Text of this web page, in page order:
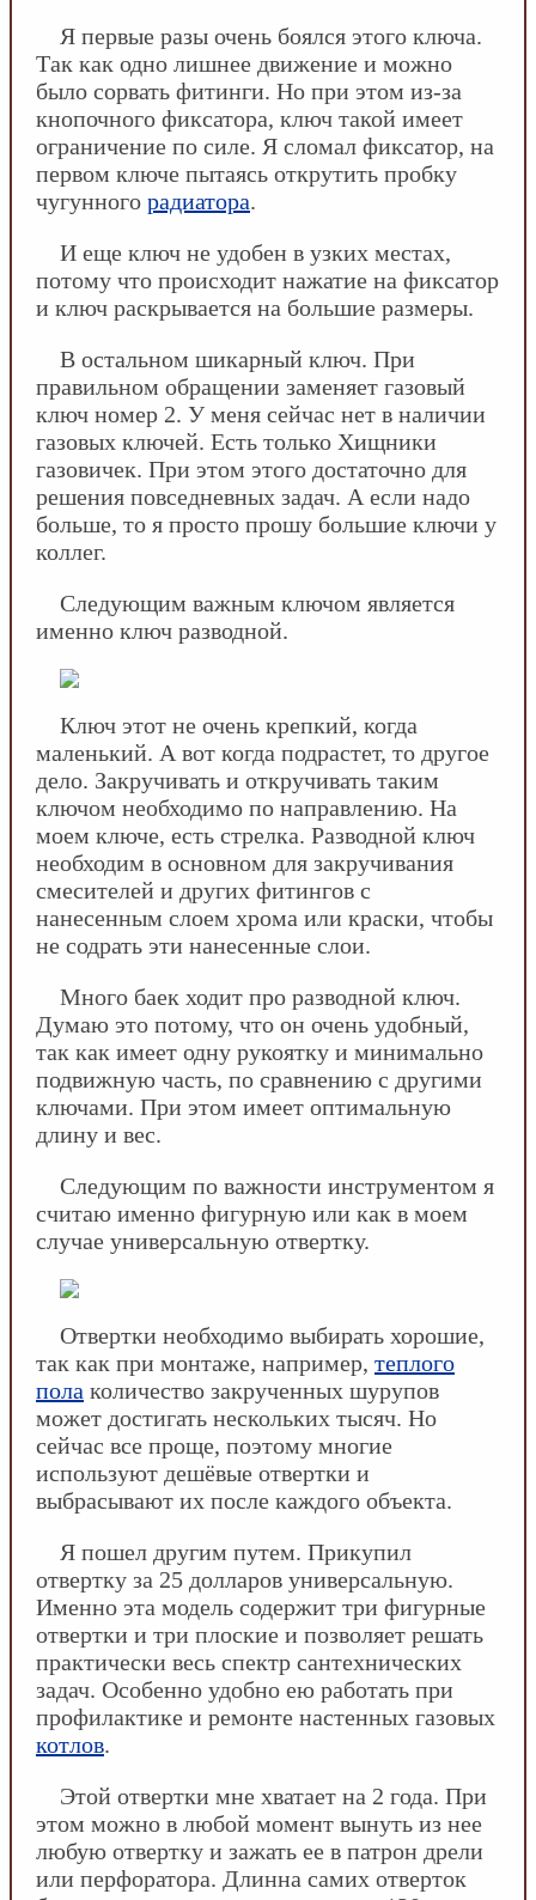
Я первые разы очень боялся этого ключа.
Так как одно лишнее движение и можно
было сорвать фитинги. Но при этом из-за
кнопочного фиксатора, ключ такой имеет
ограничение по силе. Я сломал фиксатор, на
первом ключе пытаясь открутить пробку
чугунного радиатора.
И еще ключ не удобен в узких местах,
потому что происходит нажатие на фиксатор
и ключ раскрывается на большие размеры.
В остальном шикарный ключ. При
правильном обращении заменяет газовый
ключ номер 2. У меня сейчас нет в наличии
газовых ключей. Есть только Хищники
газовичек. При этом этого достаточно для
решения повседневных задач. А если надо
больше, то я просто прошу большие ключи у
коллег.
Следующим важным ключом является
именно ключ разводной.
Ключ этот не очень крепкий, когда
маленький. А вот когда подрастет, то другое
дело. Закручивать и откручивать таким
ключом необходимо по направлению. На
моем ключе, есть стрелка. Разводной ключ
необходим в основном для закручивания
смесителей и других фитингов с
нанесенным слоем хрома или краски, чтобы
не содрать эти нанесенные слои.
Много баек ходит про разводной ключ.
Думаю это потому, что он очень удобный,
так как имеет одну рукоятку и минимально
подвижную часть, по сравнению с другими
ключами. При этом имеет оптимальную
длину и вес.
Следующим по важности инструментом я
считаю именно фигурную или как в моем
случае универсальную отвертку.
Отвертки необходимо выбирать хорошие,
так как при монтаже, например, теплого
пола количество закрученных шурупов
может достигать нескольких тысяч. Но
сейчас все проще, поэтому многие
используют дешёвые отвертки и
выбрасывают их после каждого объекта.
Я пошел другим путем. Прикупил
отвертку за 25 долларов универсальную.
Именно эта модель содержит три фигурные
отвертки и три плоские и позволяет решать
практически весь спектр сантехнических
задач. Особенно удобно ею работать при
профилактике и ремонте настенных газовых
котлов.
Этой отвертки мне хватает на 2 года. При
этом можно в любой момент вынуть из нее
любую отвертку и зажать ее в патрон дрели
или перфоратора. Длинна самих отверток